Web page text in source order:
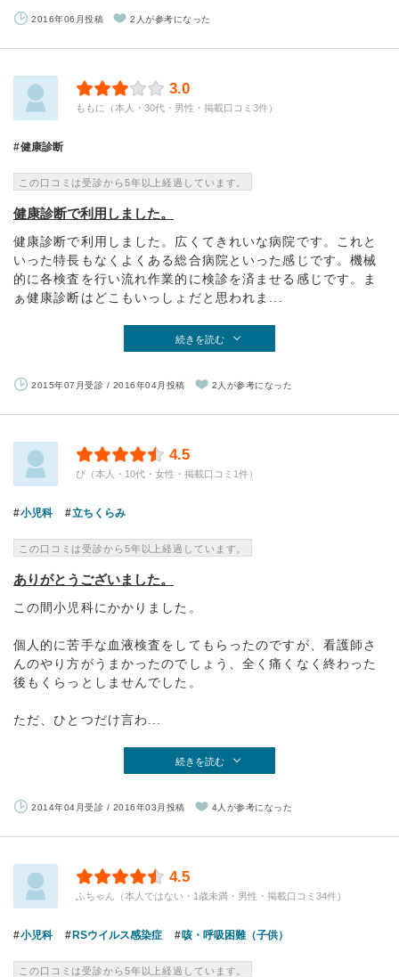
2016年06月投稿 2人が参考になった
3.0
ももに（本人・30代・男性・掲載口コミ3件）
健康診断
この口コミは受診から5年以上経過しています。
健康診断で利用しました。
健康診断で利用しました。広くてきれいな病院です。これと
いった特長もなくよくある総合病院といった感じです。機械
的に各検査を行い流れ作業的に検診を済ませる感じです。ま
ぁ健康診断はどこもいっしょだと思われま...
続きを読む
2015年07月受診 / 2016年04月投稿 2人が参考になった
4.5
ぴ（本人・10代・女性・掲載口コミ1件）
小児科 立ちくらみ
この口コミは受診から5年以上経過しています。
ありがとうございました。
この間小児科にかかりました。
個人的に苦手な血液検査をしてもらったのですが、看護師さ
んのやり方がうまかったのでしょう、全く痛くなく終わった
後もくらっとしませんでした。
ただ、ひとつだけ言わ...
続きを読む
2014年04月受診 / 2016年03月投稿 4人が参考になった
4.5
ふちゃん（本人ではない・1歳未満・男性・掲載口コミ34件）
小児科 RSウイルス感染症 咳・呼吸困難（子供）
この口コミは受診から5年以上経過しています。